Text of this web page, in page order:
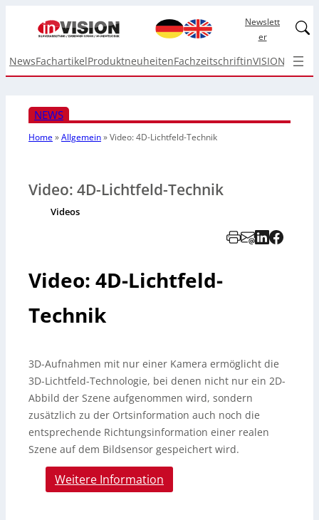
Newslett
er
NewsFachartikelProduktneuheitenFachzeitschriftinVISION Top
NEWS
Home»Allgemein»Video: 4D-Lichtfeld-Technik
Video: 4D-Lichtfeld-Technik
Videos
Video: 4D-Lichtfeld-
Technik
3D-Aufnahmen mit nur einer Kamera ermöglicht die
3D-Lichtfeld-Technologie, bei denen nicht nur ein 2D-
Abbild der Szene aufgenommen wird, sondern
zusätzlich zu der Ortsinformation auch noch die
entsprechende Richtungsinformation einer realen
Szene auf dem Bildsensor gespeichert wird.
Weitere Information